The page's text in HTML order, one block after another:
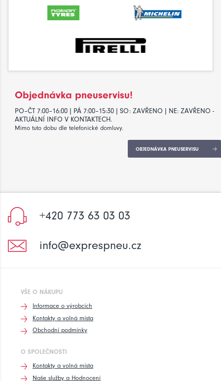
Objednávka pneuservisu!
PO–ČT 7:00–16:00 | PÁ 7:00–15:30 | SO: ZAVŘENO | NE: ZAVŘENO -
AKTUÁLNÍ INFO V KONTAKTECH.
Mimo tuto dobu dle telefonické domluvy.
OBJEDNÁVKA PNEUSERVISU
+420 773 63 03 03
info@exprespneu.cz
VŠE O NÁKUPU
Informace o výrobcích
Kontakty a volná místa
Obchodní podmínky
O SPOLEČNOSTI
Kontakty a volná místa
Naše služby a Hodnocení